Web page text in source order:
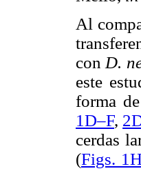
Al
con D.
este
forma
1D–F,
cerdas
(Figs.